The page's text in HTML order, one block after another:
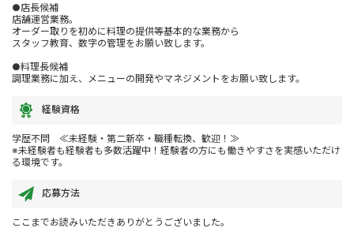
●店長候補
店舗運営業務。
オーダー取りを初めに料理の提供等基本的な業務から
スタッフ教育、数字の管理をお願い致します。
●料理長候補
調理業務に加え、メニューの開発やマネジメントをお願い致します。
経験資格
学歴不問 ≪未経験・第二新卒・職種転換、歓迎！≫
※未経験者も経験者も多数活躍中！経験者の方にも働きやすさを実感いただけ
る環境です。
応募方法
ここまでお読みいただきありがとうございました。